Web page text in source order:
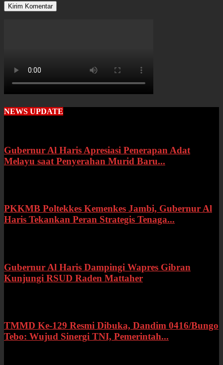
NEWS UPDATE
Gubernur Al Haris Apresiasi Penerapan Adat
Melayu saat Penyerahan Murid Baru...
PKKMB Poltekkes Kemenkes Jambi, Gubernur Al
Haris Tekankan Peran Strategis Tenaga...
Gubernur Al Haris Dampingi Wapres Gibran
Kunjungi RSUD Raden Mattaher
TMMD Ke-129 Resmi Dibuka, Dandim 0416/Bungo
Tebo: Wujud Sinergi TNI, Pemerintah...